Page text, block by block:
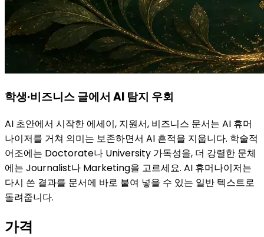
학생·비즈니스 글에서 AI 탐지 우회
AI 초안에서 시작한 에세이, 지원서, 비즈니스 문서는 AI 휴머
나이저를 거쳐 의미는 보존하면서 AI 흔적을 지웁니다. 학술적
어조에는 Doctorate나 University 가독성을, 더 강렬한 문체
에는 Journalist나 Marketing을 고르세요. AI 휴머나이저는
다시 쓴 결과를 문서에 바로 붙여 넣을 수 있는 일반 텍스트로
돌려줍니다.
가격